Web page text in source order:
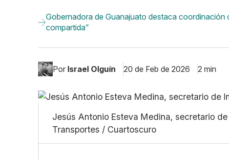
Gobernadora de Guanajuato destaca coordinación
compartida”
Por Israel Olguín 20 de Feb de 2026 2 min
Jesús Antonio Esteva Medina, secretario
Transportes / Cuartoscuro